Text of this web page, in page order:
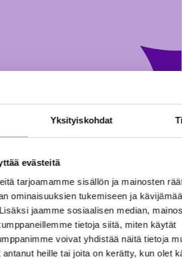
Yksityiskohdat
evästeitä
tarjoamamme sisällön ja mainosten
ominaisuuksien tukemiseen ja
jaamme sosiaalisen median,
tietoja siitä, miten käytät
voivat yhdistää näitä tietoja
antanut heille tai joita on kerätty, kun olet
verotuksen yksinkertaistamista